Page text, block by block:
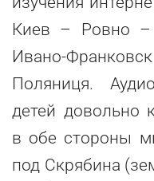
Киев – Ровно
Ивано-
Поляниця.
детей довольно
в обе стороны
под Скрябина